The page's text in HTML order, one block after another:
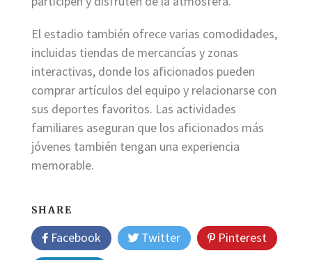
El estadio también ofrece varias comodidades,
incluidas tiendas de mercancías y zonas
interactivas, donde los aficionados pueden
comprar artículos del equipo y relacionarse con
sus deportes favoritos. Las actividades
familiares aseguran que los aficionados más
jóvenes también tengan una experiencia
memorable.
SHARE
Facebook Twitter
Pinterest